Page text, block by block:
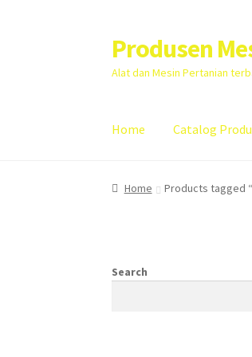
Skip
to
navigation
Skip
to
content
Produsen
Alat dan Mesin Pertanian
Home Catalog
Home Artikel Cart
Home Products tagged
Search